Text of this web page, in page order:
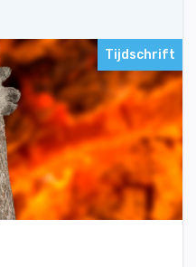
Tijdschrift